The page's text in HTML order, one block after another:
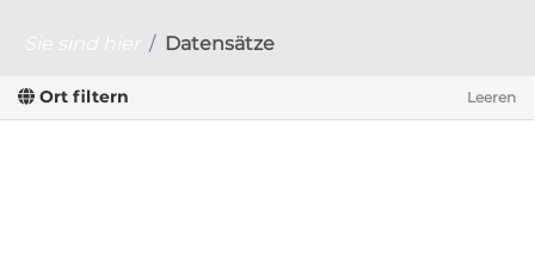
Datensätze
Ort filtern Leeren